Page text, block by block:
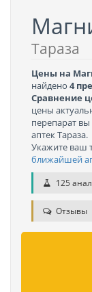
Тараза
Цены на
найдено 4
Сравнение
цены
перепарат
аптек Тараза.
Укажите ваш
ближайшей
125
Отзывы